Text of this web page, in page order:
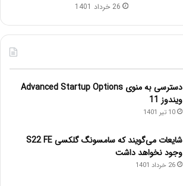
26 خرداد 1401
دسترسی به منوی Advanced Startup Options
ویندوز 11
10 تیر 1401
شایعات می‌گویند که سامسونگ گلکسی S22 FE
وجود نخواهد داشت
26 خرداد 1401